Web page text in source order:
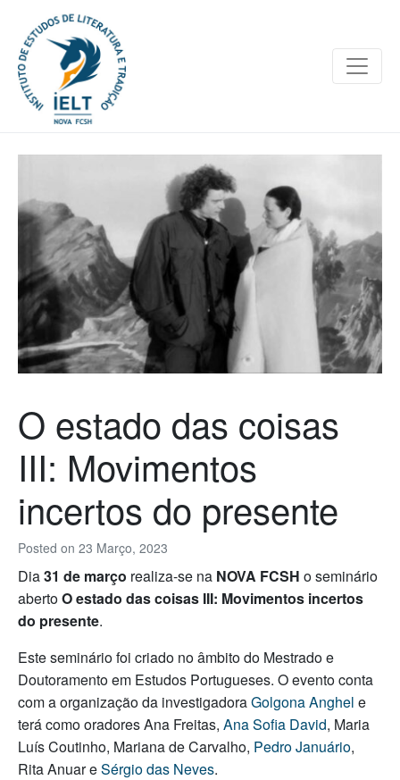
Posted on 23 Março, 2023
O estado das coisas
III: Movimentos
incertos do presente
Dia31 de março realiza-se na NOVA FCSH o seminário
abertoO estado das coisas III: Movimentos incertos
do presente.
Este seminário foi criado no âmbito do Mestrado e
Doutoramento em Estudos Portugueses. O evento conta
com a organização da investigadoraGolgona Anghel e
terá como oradores Ana Freitas, Ana Sofia David, Maria
Luís Coutinho, Mariana de Carvalho, Pedro Januário,
Rita Anuar eSérgio das Neves.